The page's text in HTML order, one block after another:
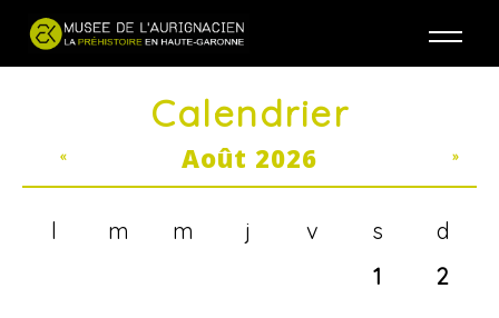
Calendrier
Août 2026
« »
l m m j v s
d
1
2